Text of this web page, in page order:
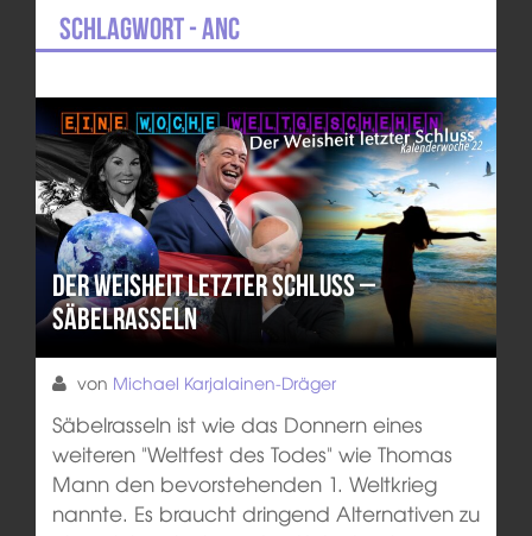
Schlagwort - ANC
Der Weisheit letzter Schluss –
Säbelrasseln
von Michael Karjalainen-Dräger
Säbelrasseln ist wie das Donnern eines
weiteren "Weltfest des Todes" wie Thomas
Mann den bevorstehenden 1. Weltkrieg
nannte. Es braucht dringend Alternativen zu